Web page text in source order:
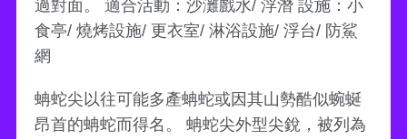
過對面。 適合活動：沙灘戲水/ 浮潛 設施：小
食亭/ 燒烤設施/ 更衣室/ 淋浴設施/ 浮台/ 防鯊
網
蚺蛇尖以往可能多產蚺蛇或因其山勢酷似蜿蜒
昂首的蚺蛇而得名。 蚺蛇尖外型尖銳，被列為